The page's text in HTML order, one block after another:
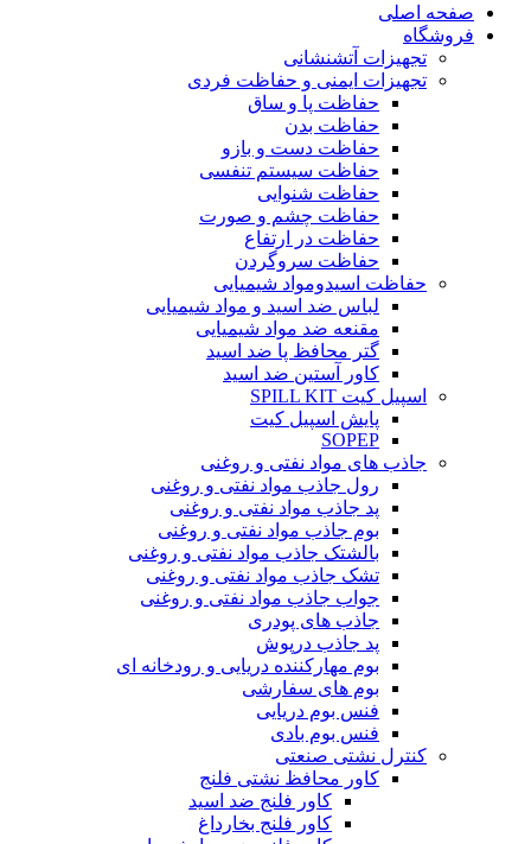
صفحه اصلی
فروشگاه
تجهیزات آتشنشانی
تجهیزات ایمنی و حفاظت فردی
حفاظت پا و ساق
حفاظت بدن
حفاظت دست و بازو
حفاظت سیستم تنفسی
حفاظت شنوایی
حفاظت چشم و صورت
حفاظت در ارتفاع
حفاظت سروگردن
حفاظت اسیدومواد شیمیایی
لباس ضد اسید و مواد شیمیایی
مقنعه ضد مواد شیمیایی
گتر محافظ پا ضد اسید
کاور آستین ضد اسید
اسپیل کیت SPILL KIT
پایش اسپیل کیت
SOPEP
جاذب های مواد نفتی و روغنی
رول جاذب مواد نفتی و روغنی
پد جاذب مواد نفتی و روغنی
بوم جاذب مواد نفتی و روغنی
بالشتک جاذب مواد نفتی و روغنی
تشک جاذب مواد نفتی و روغنی
جواب جاذب مواد نفتی و روغنی
جاذب های پودری
پد جاذب درپوش
بوم مهارکننده دریایی و رودخانه ای
بوم های سفارشی
فنس بوم دریایی
فنس بوم بادی
کنترل نشتی صنعتی
کاور محافظ نشتی فلنج
کاور فلنج ضد اسید
کاور فلنج بخارداغ